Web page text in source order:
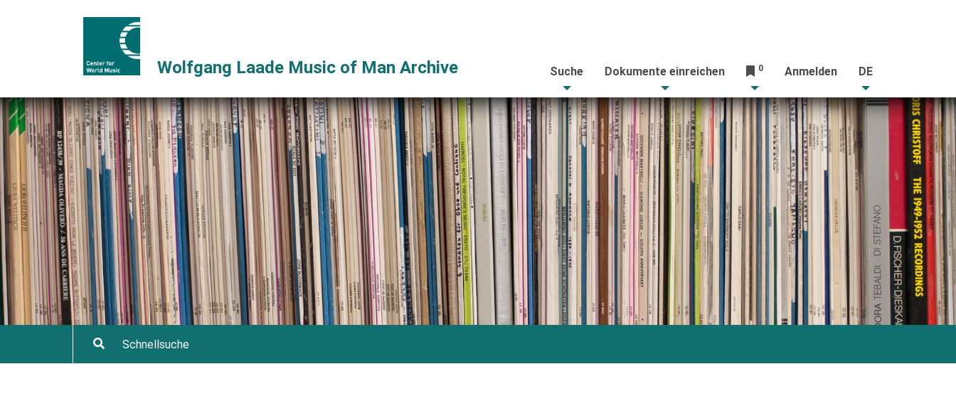
Wolfgang Laade Music of Man Archive Suche Dokumente einreichen 0 Anmelden DE